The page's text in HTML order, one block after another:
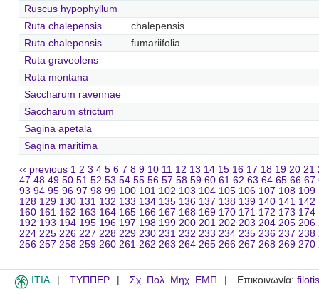
Ruscus hypophyllum
Ruta chalepensis
chalepensis
Ruta chalepensis
fumariifolia
Ruta graveolens
Ruta montana
Saccharum ravennae
Saccharum strictum
Sagina apetala
Sagina maritima
‹‹ previous 1 2 3 4 5 6 7 8 9 10 11 12 13 14 15 16 17 18 19 20 21
47 48 49 50 51 52 53 54 55 56 57 58 59 60 61 62 63 64 65 66 67
93 94 95 96 97 98 99 100 101 102 103 104 105 106 107 108 109
128 129 130 131 132 133 134 135 136 137 138 139 140 141 142
160 161 162 163 164 165 166 167 168 169 170 171 172 173 174
192 193 194 195 196 197 198 199 200 201 202 203 204 205 206
224 225 226 227 228 229 230 231 232 233 234 235 236 237 238
256 257 258 259 260 261 262 263 264 265 266 267 268 269 270
ITIA ΤΥΠΠΕΡ Σχ. Πολ. Μηχ. ΕΜΠ Επικοινωνία: